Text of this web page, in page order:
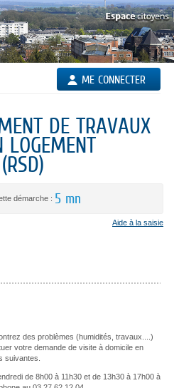
ME CONNECTER
DE TRAVAUX
LOGEMENT
démarche : 5 mn
Aide à la saisie